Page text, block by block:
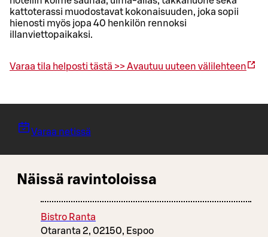
kattoterassi muodostavat kokonaisuuden, joka sopii
hienosti myös jopa 40 henkilön rennoksi
illanviettopaikaksi.
Varaa tila helposti tästä >>Avautuu uuteen välilehteen
Varaa netissä
Näissä ravintoloissa
Bistro Ranta
Otaranta 2, 02150, Espoo